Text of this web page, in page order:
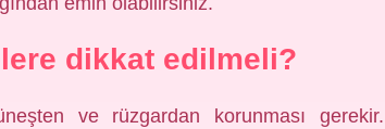
dikkat edilmeli?
ve rüzgardan korunması gerekir.